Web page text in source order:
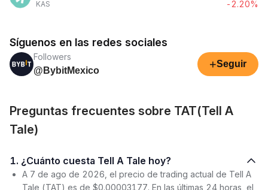
KAS
-2.20%
Síguenos en las redes sociales
Followers
@BybitMexico
+Seguir
Preguntas frecuentes sobre TAT(Tell A
Tale)
1. ¿Cuánto cuesta Tell A Tale hoy?
A 7 de ago de 2026, el precio de trading actual de Tell A
Tale (TAT) es de $0.00003177. En las últimas 24 horas, el